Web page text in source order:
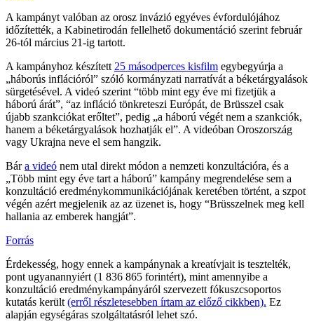
A kampányt valóban az orosz invázió egyéves évfordulójához
időzítették, a Kabinetirodán fellelhető dokumentáció szerint február
26-tól március 21-ig tartott.
A kampányhoz készített 25 másodperces kisfilm egybegyúrja a
„háborús inflációról” szóló kormányzati narratívát a béketárgyalások
sürgetésével. A videó szerint “több mint egy éve mi fizetjük a
háború árát”, “az infláció tönkreteszi Európát, de Brüsszel csak
újabb szankciókat erőltet”, pedig „a háború végét nem a szankciók,
hanem a béketárgyalások hozhatják el”. A videóban Oroszország
vagy Ukrajna neve el sem hangzik.
Bára videó nem utal direkt módon a nemzeti konzultációra, és a
„Több mint egy éve tart a háború” kampány megrendelése sem a
konzultáció eredménykommunikációjának keretében történt, a szpot
végén azért megjelenik az az üzenet is, hogy “Brüsszelnek meg kell
hallania az emberek hangját”.
Forrás
Érdekesség, hogy ennek a kampánynak a kreatívjait is tesztelték,
pont ugyanannyiért (1 836 865 forintért), mint amennyibe a
konzultáció eredménykampányáról szervezett fókuszcsoportos
kutatás került (erről részletesebben írtam az előző cikkben). Ez
alapján egységáras szolgáltatásról lehet szó.